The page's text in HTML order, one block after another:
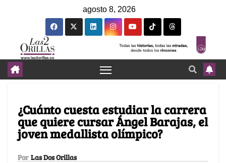
agosto 8, 2026
¿Cuánto cuesta estudiar la carrera
que quiere cursar Ángel Barajas, el
joven medallista olímpico?
Por Las Dos Orillas